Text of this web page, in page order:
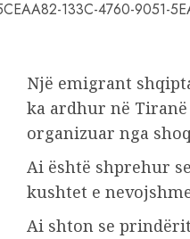
Një emigrant
ka ardhur në
organizuar nga
Ai është shprehur
kushtet e
Ai shton se